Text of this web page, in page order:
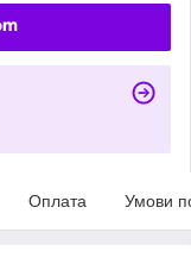
Оплата Умови